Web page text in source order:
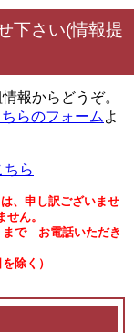
下さい(情報提
報からどうぞ。
ちらのフォーム よ
ちら
、申し訳ございませ
ん。
まで お電話いただき
除く）